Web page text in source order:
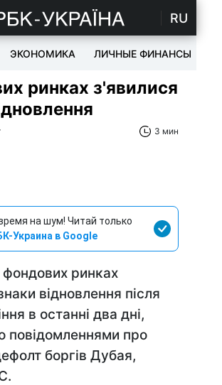
RU
ЭКОНОМИКА ЛИЧНЫЕ ФИНАНСЫ
ринках з'явилися
3 мин
на шум! Читай только
Украина в Google
фондових ринках
відновлення після
в останні два дні,
повідомленнями про
боргів Дубая,